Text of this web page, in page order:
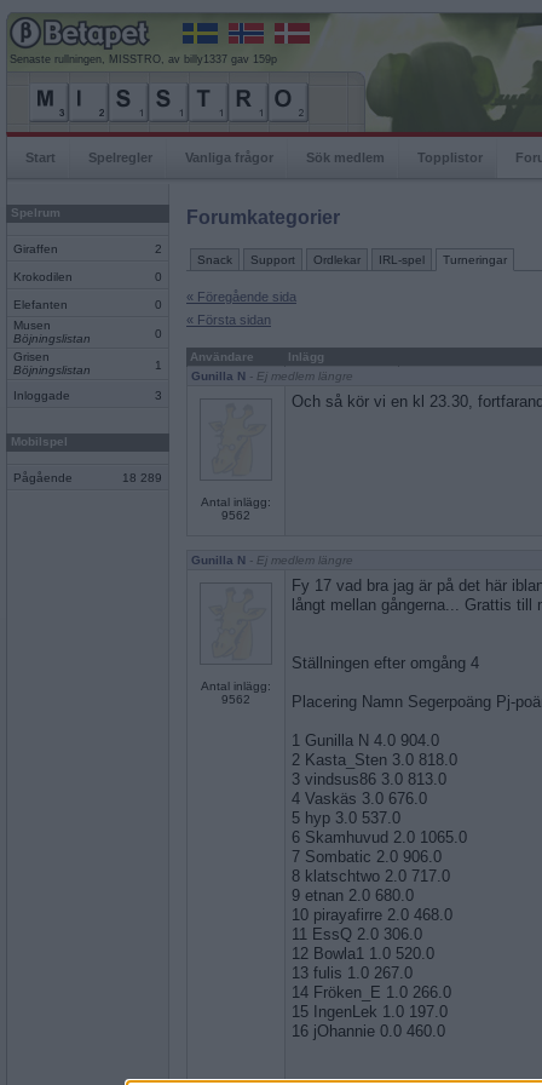
Senaste rullningen, MISSTRO, av billy1337 gav 159p
Start Spelregler Vanliga frågor Sök medlem Topplistor
Spelrum
Giraffen 2
Krokodilen 0
Elefanten
0
Musen
Böjningslistan
0
Grisen
Böjningslistan
1
Inloggade 3
Mobilspel
Pågående 18 289
Forumkategorier
Snack Support Ordlekar IRL-spel Turneringar
« Föregående sida
« Första sidan
Användare
Inlägg
Gunilla N - Ej medlem längre
Antal inlägg:
9562
Och så kör vi en kl 23.30,
Gunilla N - Ej medlem längre
Antal inlägg:
9562
Fy 17 vad bra jag är på det här
långt mellan gångerna... Grattis till
Ställningen efter omgång 4
Placering Namn Segerpoäng Pj-
1 Gunilla N 4.0 904.0
2 Kasta_Sten 3.0 818.0
3 vindsus86 3.0 813.0
4 Vaskäs 3.0 676.0
5 hyp 3.0 537.0
6 Skamhuvud 2.0 1065.0
7 Sombatic 2.0 906.0
8 klatschtwo 2.0 717.0
9 etnan 2.0 680.0
10 pirayafirre 2.0 468.0
11 EssQ 2.0 306.0
12 Bowla1 1.0 520.0
13 fulis 1.0 267.0
14 Fröken_E 1.0 266.0
15 IngenLek 1.0 197.0
16 jOhannie 0.0 460.0